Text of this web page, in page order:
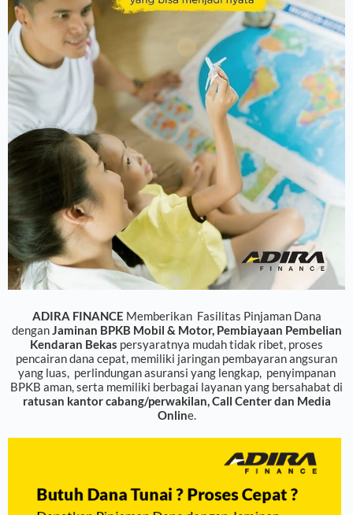
ADIRA FINANCE Memberikan Fasilitas Pinjaman Dana
denganJaminan BPKB Mobil & Motor, Pembiayaan Pembelian
Kendaran Bekas persyaratnya mudah tidak ribet, proses
pencairan dana cepat, memiliki jaringan pembayaran angsuran
yang luas, perlindungan asuransi yang lengkap, penyimpanan
BPKB aman, serta memiliki berbagai layanan yang bersahabat di
ratusan kantor cabang/perwakilan, Call Center dan Media
Online.